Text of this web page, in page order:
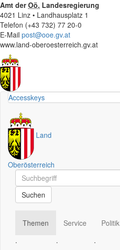
Amt derOö. Landesregierung
4021 Linz • Landhausplatz 1
Telefon (+43 732) 77 20-0
E-Mail post@ooe.gv.at
www.land-oberoesterreich.gv.at
Accesskeys
Land
Oberösterreich
Schnellsuche
Schnellsuche
Suchen
Themen
.
Service
.
Politik
.